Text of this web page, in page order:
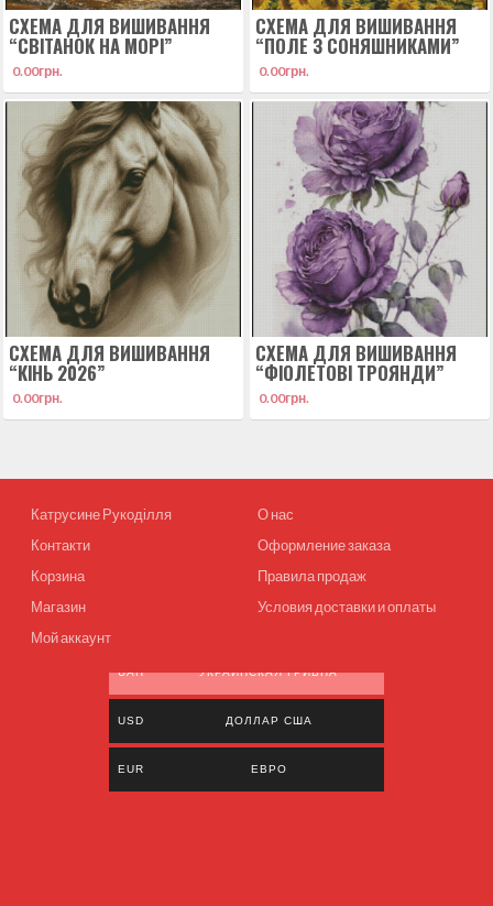
СХЕМА ДЛЯ ВИШИВАННЯ
“СВІТАНОК НА МОРІ”
0.00грн.
СХЕМА ДЛЯ ВИШИВАННЯ
“ПОЛЕ З СОНЯШНИКАМИ”
0.00грн.
СХЕМА ДЛЯ ВИШИВАННЯ
“КІНЬ 2026”
0.00грн.
СХЕМА ДЛЯ ВИШИВАННЯ
“ФІОЛЕТОВІ ТРОЯНДИ”
0.00грн.
Катрусине Рукоділля
Контакти
Корзина
Магазин
Мой аккаунт
О нас
Оформление заказа
Правила продаж
Условия доставки и оплаты
UAH УКРАИНСКАЯ ГРИВНА
USD ДОЛЛАР США
EUR ЕВРО